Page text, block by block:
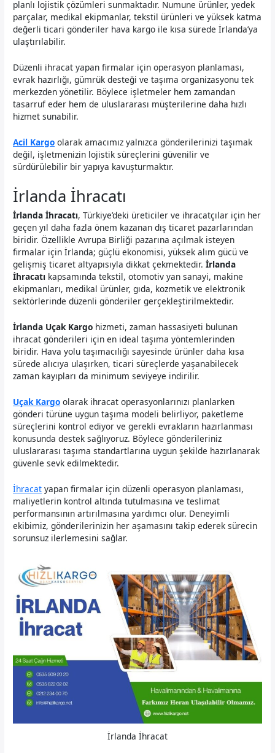
planlı lojistik çözümleri sunmaktadır. Numune ürünler, yedek
parçalar, medikal ekipmanlar, tekstil ürünleri ve yüksek katma
değerli ticari gönderiler hava kargo ile kısa sürede İrlanda’ya
ulaştırılabilir.
Düzenli ihracat yapan firmalar için operasyon planlaması,
evrak hazırlığı, gümrük desteği ve taşıma organizasyonu tek
merkezden yönetilir. Böylece işletmeler hem zamandan
tasarruf eder hem de uluslararası müşterilerine daha hızlı
hizmet sunabilir.
Acil Kargo olarak amacımız yalnızca gönderilerinizi taşımak
değil, işletmenizin lojistik süreçlerini güvenilir ve
sürdürülebilir bir yapıya kavuşturmaktır.
İrlanda İhracatı
İrlanda İhracatı, Türkiye’deki üreticiler ve ihracatçılar için her
geçen yıl daha fazla önem kazanan dış ticaret pazarlarından
biridir. Özellikle Avrupa Birliği pazarına açılmak isteyen
firmalar için İrlanda; güçlü ekonomisi, yüksek alım gücü ve
gelişmiş ticaret altyapısıyla dikkat çekmektedir.İrlanda
İhracatı kapsamında tekstil, otomotiv yan sanayi, makine
ekipmanları, medikal ürünler, gıda, kozmetik ve elektronik
sektörlerinde düzenli gönderiler gerçekleştirilmektedir.
İrlanda Uçak Kargo hizmeti, zaman hassasiyeti bulunan
ihracat gönderileri için en ideal taşıma yöntemlerinden
biridir. Hava yolu taşımacılığı sayesinde ürünler daha kısa
sürede alıcıya ulaşırken, ticari süreçlerde yaşanabilecek
zaman kayıpları da minimum seviyeye indirilir.
Uçak Kargo olarak ihracat operasyonlarınızı planlarken
gönderi türüne uygun taşıma modeli belirliyor, paketleme
süreçlerini kontrol ediyor ve gerekli evrakların hazırlanması
konusunda destek sağlıyoruz. Böylece gönderileriniz
uluslararası taşıma standartlarına uygun şekilde hazırlanarak
güvenle sevk edilmektedir.
İhracat yapan firmalar için düzenli operasyon planlaması,
maliyetlerin kontrol altında tutulmasına ve teslimat
performansının artırılmasına yardımcı olur. Deneyimli
ekibimiz, gönderilerinizin her aşamasını takip ederek sürecin
sorunsuz ilerlemesini sağlar.
İrlanda İhracat